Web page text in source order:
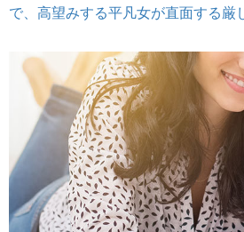
で、高望みする平凡女が直面する厳